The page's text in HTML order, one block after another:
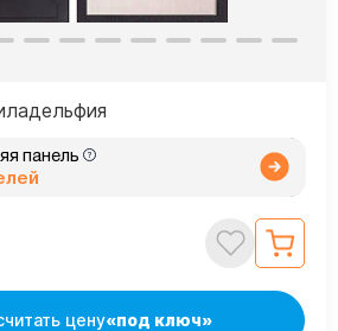
панель
цену«под ключ»